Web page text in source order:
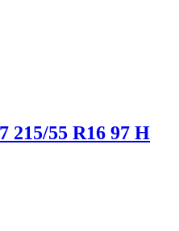
215/55 R16 97 H